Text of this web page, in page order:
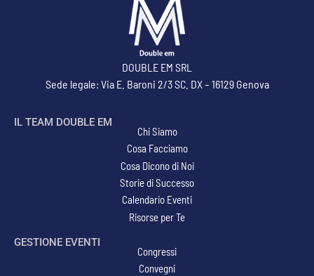
DOUBLE EM SRL
Sede legale: Via E. Baroni 2/3 SC. DX – 16129 Genova
IL TEAM DOUBLE EM
Chi Siamo
Cosa Facciamo
Cosa Dicono di Noi
Storie di Successo
Calendario Eventi
Risorse per Te
GESTIONE EVENTI
Congressi
Convegni